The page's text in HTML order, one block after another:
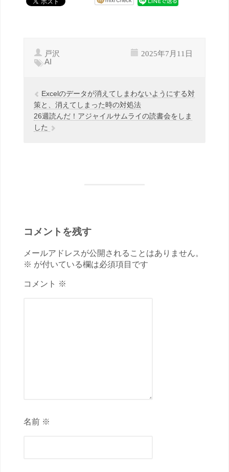
戸沢 2025年7月11日
AI
Excelのデータが消えてしまわないようにする対
策と、消えてしまった時の対処法
26週読んだ！アジャイルサムライの読書会をしま
した
コメントを残す
メールアドレスが公開されることはありません。
※ が付いている欄は必須項目です
コメント ※
名前 ※